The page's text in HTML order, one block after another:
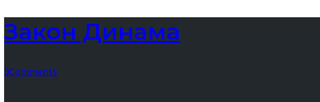
Закон Динама
0Comments